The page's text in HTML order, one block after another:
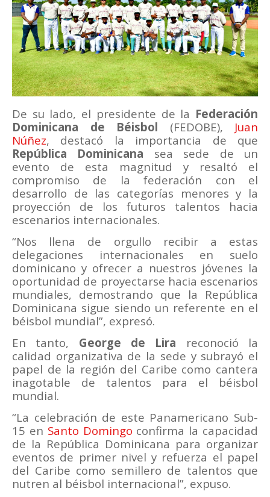
De su lado, el presidente de la Federación
Dominicana de Béisbol (FEDOBE), Juan
Núñez, destacó la importancia de que
República Dominicana sea sede de un
evento de esta magnitud y resaltó el
compromiso de la federación con el
desarrollo de las categorías menores y la
proyección de los futuros talentos hacia
escenarios internacionales.
“Nos llena de orgullo recibir a estas
delegaciones internacionales en suelo
dominicano y ofrecer a nuestros jóvenes la
oportunidad de proyectarse hacia escenarios
mundiales, demostrando que la República
Dominicana sigue siendo un referente en el
béisbol mundial”, expresó.
En tanto, George de Lira reconoció la
calidad organizativa de la sede y subrayó el
papel de la región del Caribe como cantera
inagotable de talentos para el béisbol
mundial.
“La celebración de este Panamericano Sub-
15 en Santo Domingo confirma la capacidad
de la República Dominicana para organizar
eventos de primer nivel y refuerza el papel
del Caribe como semillero de talentos que
nutren al béisbol internacional”, expuso.